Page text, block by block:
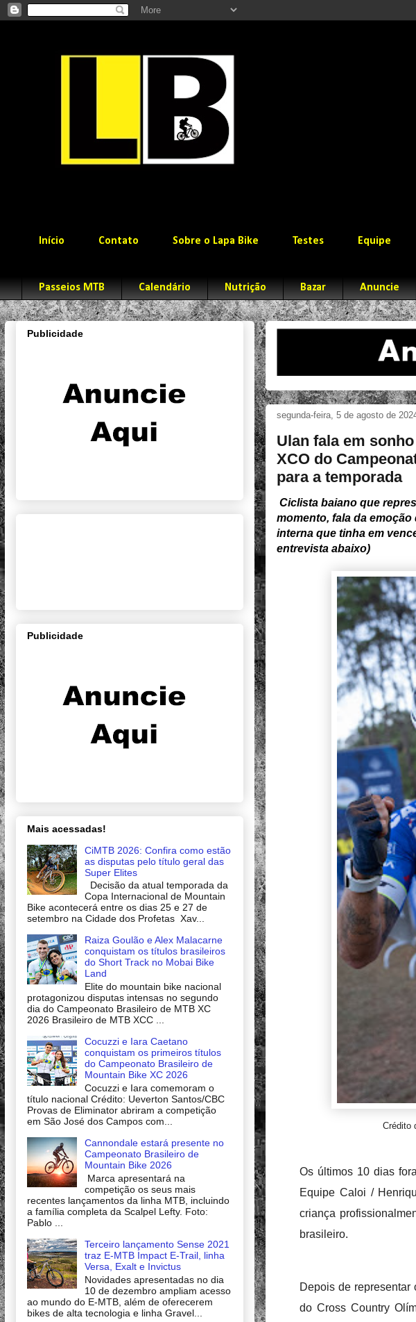
Início Contato Sobre o Lapa Bike Testes Equipe
Passeios MTB Calendário Nutrição Bazar Anuncie
segunda-feira, 5 de agosto de
Ulan fala em
XCO do
para a temporada
Ciclista baiano que
momento, fala da
interna que tinha em
entrevista abaixo)
Crédito
Os últimos 10 dias
Equipe Caloi /
criança
brasileiro.
Depois de representar
do Cross Country
Publicidade
Publicidade
Mais acessadas!
CiMTB 2026: Confira como estão
as disputas pelo título geral das
Super Elites
Decisão da atual temporada da
Copa Internacional de Mountain
Bike acontecerá entre os dias 25 e 27 de
setembro na Cidade dos Profetas Xav...
Raiza Goulão e Alex Malacarne
conquistam os títulos brasileiros
do Short Track no Mobai Bike
Land
Elite do mountain bike nacional
protagonizou disputas intensas no segundo
dia do Campeonato Brasileiro de MTB XC
2026 Brasileiro de MTB XCC ...
Cocuzzi e Iara Caetano
conquistam os primeiros títulos
do Campeonato Brasileiro de
Mountain Bike XC 2026
Cocuzzi e Iara comemoram o
título nacional Crédito: Ueverton Santos/CBC
Provas de Eliminator abriram a competição
em São José dos Campos com...
Cannondale estará presente no
Campeonato Brasileiro de
Mountain Bike 2026
Marca apresentará na
competição os seus mais
recentes lançamentos da linha MTB, incluindo
a família completa da Scalpel Lefty. Foto:
Pablo ...
Terceiro lançamento Sense 2021
traz E-MTB Impact E-Trail, linha
Versa, Exalt e Invictus
Novidades apresentadas no dia
10 de dezembro ampliam acesso
ao mundo do E-MTB, além de oferecerem
bikes de alta tecnologia e linha Gravel...